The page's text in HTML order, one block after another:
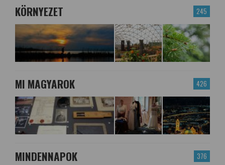
245
KÖRNYEZET
426
MI MAGYAROK
376
MINDENNAPOK